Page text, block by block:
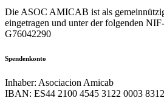
Die ASOC AMICAB ist als
eingetragen und unter der folgenden
G76042290
Spendenkonto
Inhaber: Asociacion Amicab
IBAN: ES44 2100 4545 3122 0003 8312